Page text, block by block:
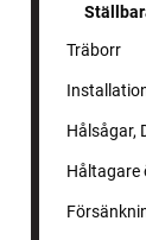
Träborr
Hålsågar,
Håltagare